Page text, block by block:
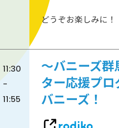
どうぞお楽しみに！
11:30
-
11:55
〜バニーズ群
ター応援プロ
バニーズ！